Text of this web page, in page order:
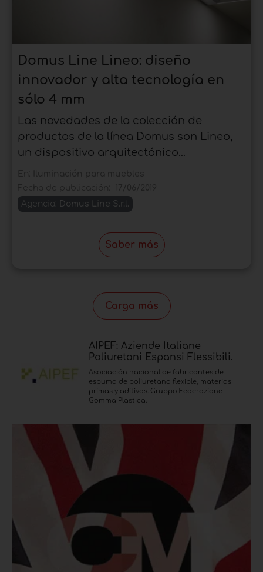
Domus Line Lineo: diseño
innovador y alta tecnología en
sólo 4 mm
Las novedades de la colección de
productos de la línea Domus son Lineo,
un dispositivo arquitectónico...
Agencia: Domus Line S.r.l.
Saber más
Carga más
AIPEF: Aziende Italiane
Poliuretani Espansi Flessibili.
Asociación nacional de fabricantes de
espuma de poliuretano flexible, materias
primas y aditivos. Gruppo Federazione
Gomma Plastica.